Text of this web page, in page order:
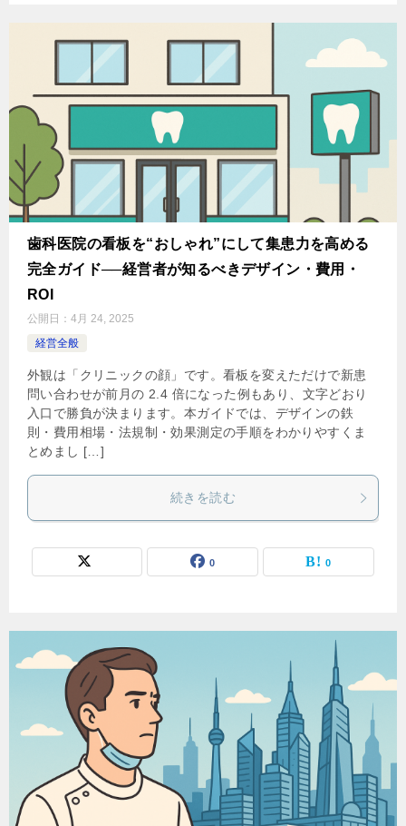
歯科医院の看板を“おしゃれ”にして集患力を高める
完全ガイド──経営者が知るべきデザイン・費用・
ROI
公開日： 4月 24, 2025
経営全般
外観は「クリニックの顔」です。看板を変えただけで新患
問い合わせが前月の 2.4 倍になった例もあり、文字どおり
入口で勝負が決まります。本ガイドでは、デザインの鉄
則・費用相場・法規制・効果測定の手順をわかりやすくま
とめまし […]
続きを読む
0 0